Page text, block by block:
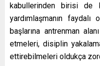
kabullerinden birisi de
yardımlaşmanın
başlarına antrenman
etmeleri, disiplin
ettirebilmeleri oldukça